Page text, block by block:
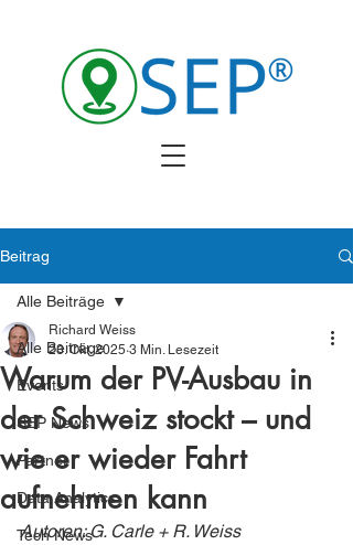
Beitrag
Alle Beiträge
Events
SEP News
Partner
Data Analytics
Tech News
Alle Beiträge
Warum der PV-Ausbau in
der Schweiz stockt – und
wie er wieder Fahrt
aufnehmen kann
Richard Weiss
23. Okt. 2025 3 Min. Lesezeit
Autoren: G. Carle + R. Weiss